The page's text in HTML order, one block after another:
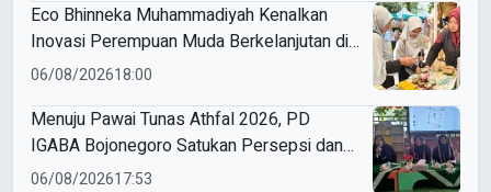
Eco Bhinneka Muhammadiyah Kenalkan
Inovasi Perempuan Muda Berkelanjutan di
Muktamar Nasyiatul Aisyiyah
06/08/202618:00
Menuju Pawai Tunas Athfal 2026, PD
IGABA Bojonegoro Satukan Persepsi dan
Utamakan Keselamatan Anak
06/08/202617:53